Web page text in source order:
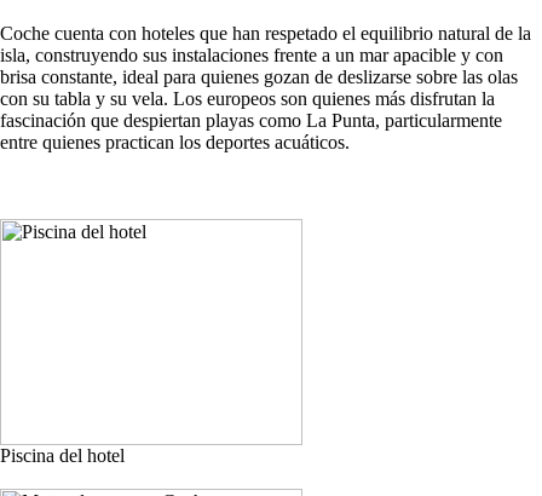
Coche cuenta con hoteles que han respetado el equilibrio natural de la
isla, construyendo sus instalaciones frente a un mar apacible y con
brisa constante, ideal para quienes gozan de deslizarse sobre las olas
con su tabla y su vela. Los europeos son quienes más disfrutan la
fascinación que despiertan playas como La Punta, particularmente
entre quienes practican los deportes acuáticos.
Piscina del hotel